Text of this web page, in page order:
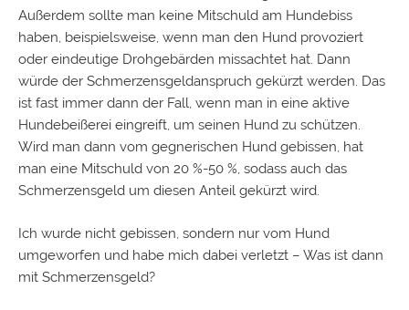
Außerdem sollte man keine Mitschuld am Hundebiss
haben, beispielsweise, wenn man den Hund provoziert
oder eindeutige Drohgebärden missachtet hat. Dann
würde der Schmerzensgeldanspruch gekürzt werden. Das
ist fast immer dann der Fall, wenn man in eine aktive
Hundebeißerei eingreift, um seinen Hund zu schützen.
Wird man dann vom gegnerischen Hund gebissen, hat
man eine Mitschuld von 20 %-50 %, sodass auch das
Schmerzensgeld um diesen Anteil gekürzt wird.
Ich wurde nicht gebissen, sondern nur vom Hund
umgeworfen und habe mich dabei verletzt – Was ist dann
mit Schmerzensgeld?